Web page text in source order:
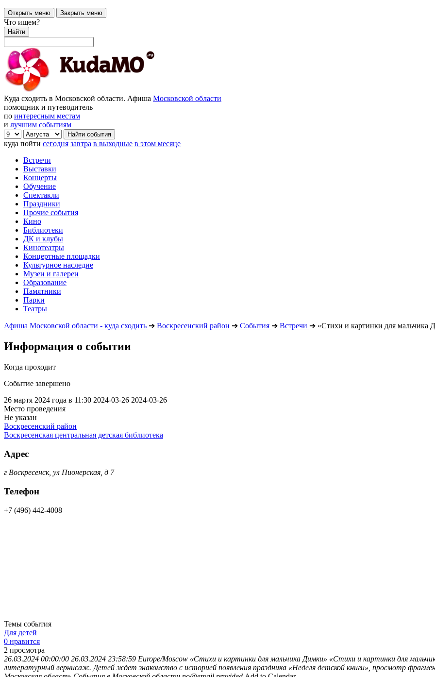
Открыть меню Закрыть меню
Что ищем?
Найти
Куда сходить в Московской области. Афиша Московской области
помощник и путеводитель
по интересным местам
и лучшим событиям
куда пойти сегодня завтра в выходные в этом месяце
Встречи
Выставки
Концерты
Обучение
Спектакли
Праздники
Прочие события
Кино
Библиотеки
ДК и клубы
Кинотеатры
Концертные площадки
Культурное наследие
Музеи и галереи
Образование
Памятники
Парки
Театры
Афиша Московской области - куда сходить ➔ Воскресенский район ➔ События ➔ Встречи ➔ «Стихи и картинки для мальчика
Информация о событии
Когда проходит
Событие завершено
26 мартя 2024 года в 11:30 2024-03-26 2024-03-26
Место проведения
Не указан
Воскресенский район
Воскресенская центральная детская библиотека
Адрес
г Воскресенск, ул Пионерская, д 7
Телефон
+7 (496) 442-4008
Темы события
Для детей
0 нравится
2 просмотра
26.03.2024 00:00:00 26.03.2024 23:58:59 Europe/Moscow «Стихи и картинки для мальчика Димки» «Стихи и картинки для
литературный вернисаж. Детей ждет знакомство с историей появления праздника «Неделя детской книги», просмотр